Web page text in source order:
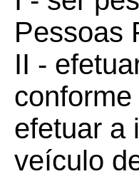
Pessoas
II -
efetuar a
veículo